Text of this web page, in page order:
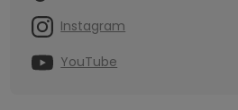
Instagram
YouTube